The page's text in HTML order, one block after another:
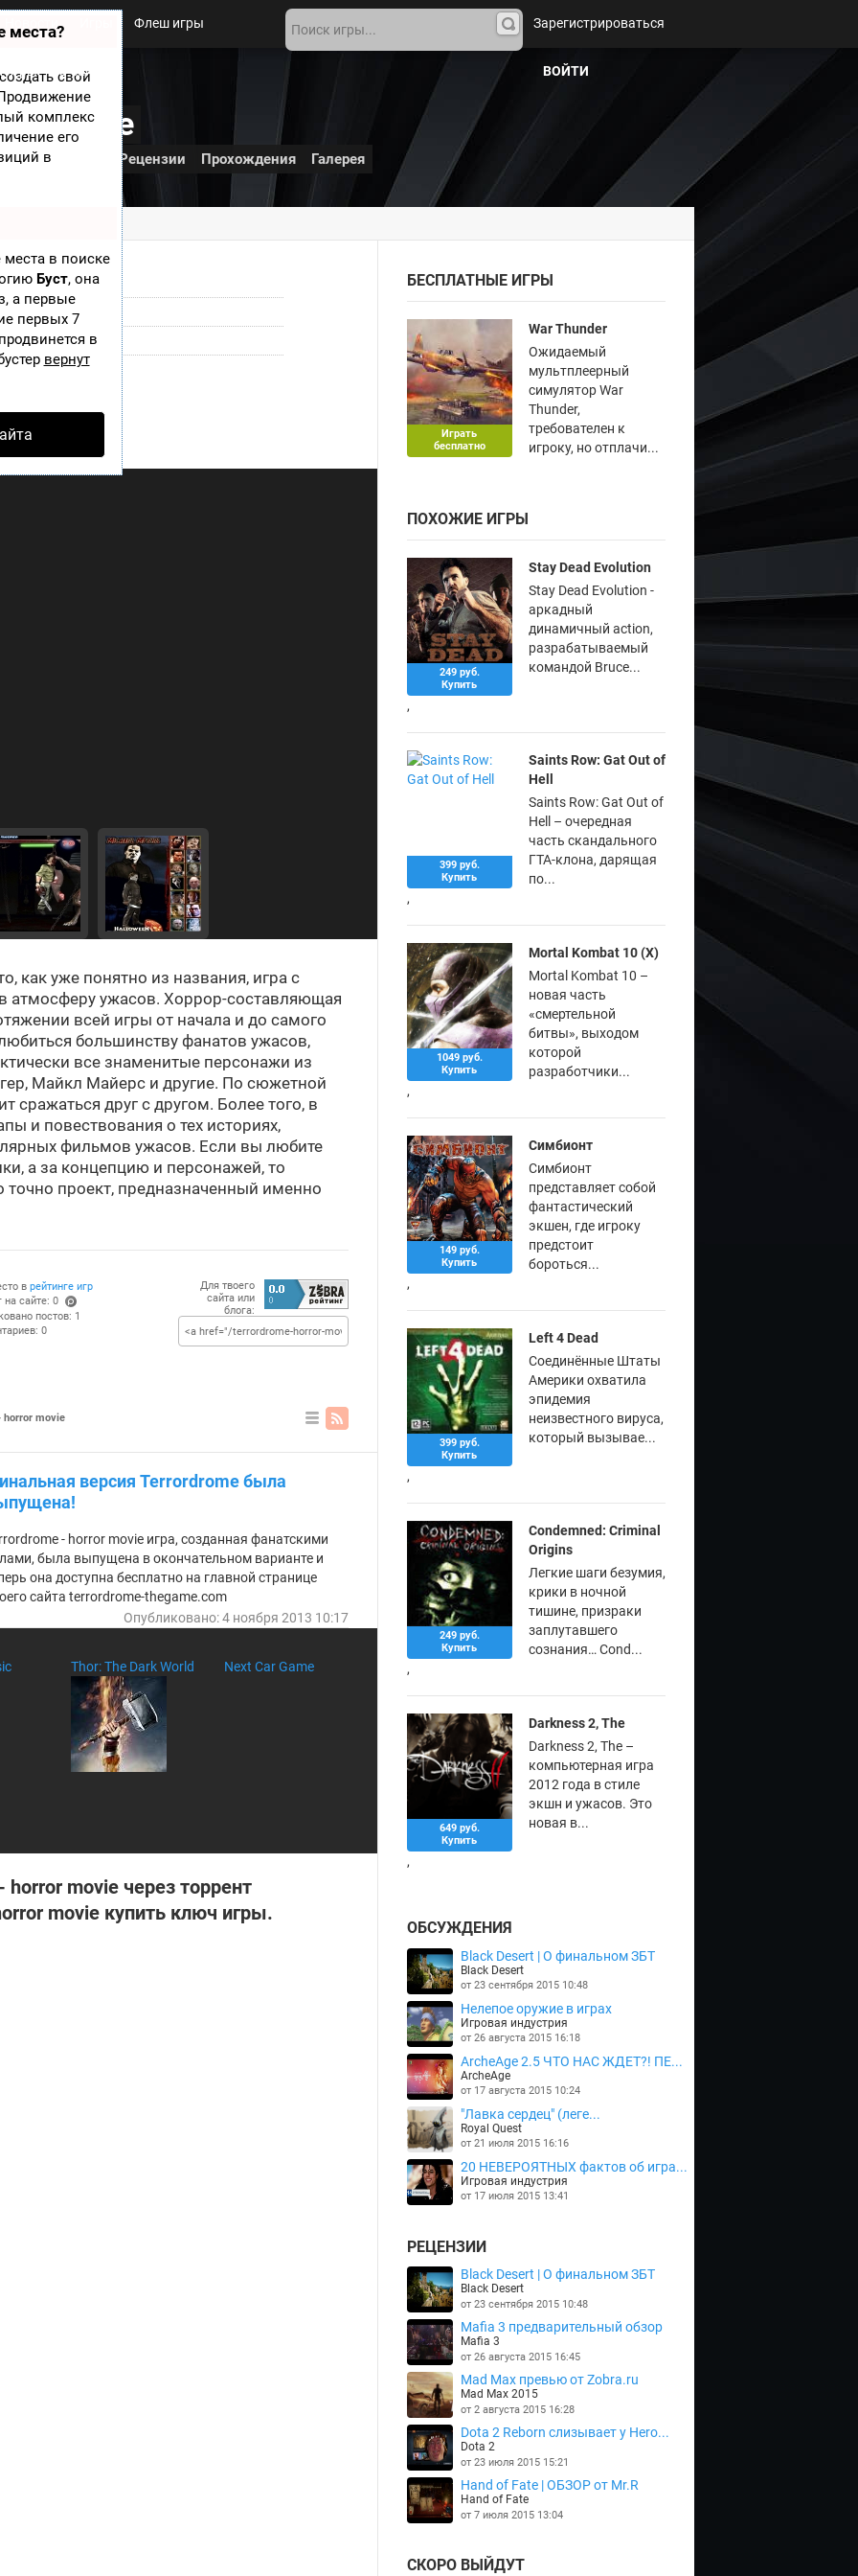
места?
свой
комплекс
его
в
в поиске
Буст, она
а первые
первых 7
в
вернут
Новости Флеш игры
игры О сайте
На
йти
Зарегистрироваться
ВОЙТИ
movie
Дополнения Рецензии Прохождения Галерея
Драки,Ужасы
Windows
Ноябрь 2013
Стать смотрящим
как уже понятно из названия, игра с
ужасов. Хоррор-составляющая
всей игры от начала и до самого
большинству фанатов ужасов,
все знаменитые персонажи из
Майкл Майерс и другие. По сюжетной
сражаться друг с другом. Более того, в
и повествования о тех историях,
фильмов ужасов. Если вы любите
а за концепцию и персонажей, то
точно проект, предназначенный именно
в рейтинге игр
на сайте: 0
(po
постов: 1
0
Для твоего
сайта или
блога:
ви
horror movie
версия Terrordrome была
- horror movie игра, созданная фанатскими
была выпущена в окончательном варианте и
она доступна бесплатно на главной странице
сайта terrordrome-thegame.com
Опубликовано: 4 ноября 2013 10:17
Thor: The Dark World Next Car Game
horror movie через торрент
movie купить ключ игры.
БЕСПЛАТНЫЕ ИГРЫ
Играть
бесплатно
War Thunder
Ожидаемый
мультплеерный
симулятор War
Thunder,
требователен к
игроку, но отплачи...
ПОХОЖИЕ ИГРЫ
249 руб.
Купить
,
Stay Dead Evolution
Stay Dead Evolution -
аркадный
динамичный action,
разрабатываемый
командой Bruce...
399 руб.
Купить
,
Saints Row: Gat Out of
Hell
Saints Row: Gat Out of
Hell – очередная
часть скандального
ГТА-клона, дарящая
по...
1049 руб.
Купить
,
Mortal Kombat 10 (X)
Mortal Kombat 10 –
новая часть
«смертельной
битвы», выходом
которой
разработчики...
149 руб.
Купить
,
Симбионт
Симбионт
представляет собой
фантастический
экшен, где игроку
предстоит
бороться...
399 руб.
Купить
,
Left 4 Dead
Соединённые Штаты
Америки охватила
эпидемия
неизвестного вируса,
который вызывае...
249 руб.
Купить
,
Condemned: Criminal
Origins
Легкие шаги безумия,
крики в ночной
тишине, призраки
заплутавшего
сознания… Cond...
649 руб.
Купить
,
Darkness 2, The
Darkness 2, The –
компьютерная игра
2012 года в стиле
экшн и ужасов. Это
новая в...
ОБСУЖДЕНИЯ
Black Desert | О финальном ЗБТ
Black Desert
от 23 сентября 2015 10:48
Нелепое оружие в играх
Игровая индустрия
от 26 августа 2015 16:18
ArcheAge 2.5 ЧТО НАС ЖДЕТ?! ПЕ...
ArcheAge
от 17 августа 2015 10:24
"Лавка сердец" (леге...
Royal Quest
от 21 июля 2015 16:16
20 НЕВЕРОЯТНЫХ фактов об игра...
Игровая индустрия
от 17 июля 2015 13:41
РЕЦЕНЗИИ
Black Desert | О финальном ЗБТ
Black Desert
от 23 сентября 2015 10:48
Mafia 3 предварительный обзор
Mafia 3
от 26 августа 2015 16:45
Mad Max превью от Zobra.ru
Mad Max 2015
от 2 августа 2015 16:28
Dota 2 Reborn слизывает у Hero...
Dota 2
от 23 июля 2015 15:21
Hand of Fate | ОБЗОР от Mr.R
Hand of Fate
от 7 июля 2015 13:04
СКОРО ВЫЙДУТ